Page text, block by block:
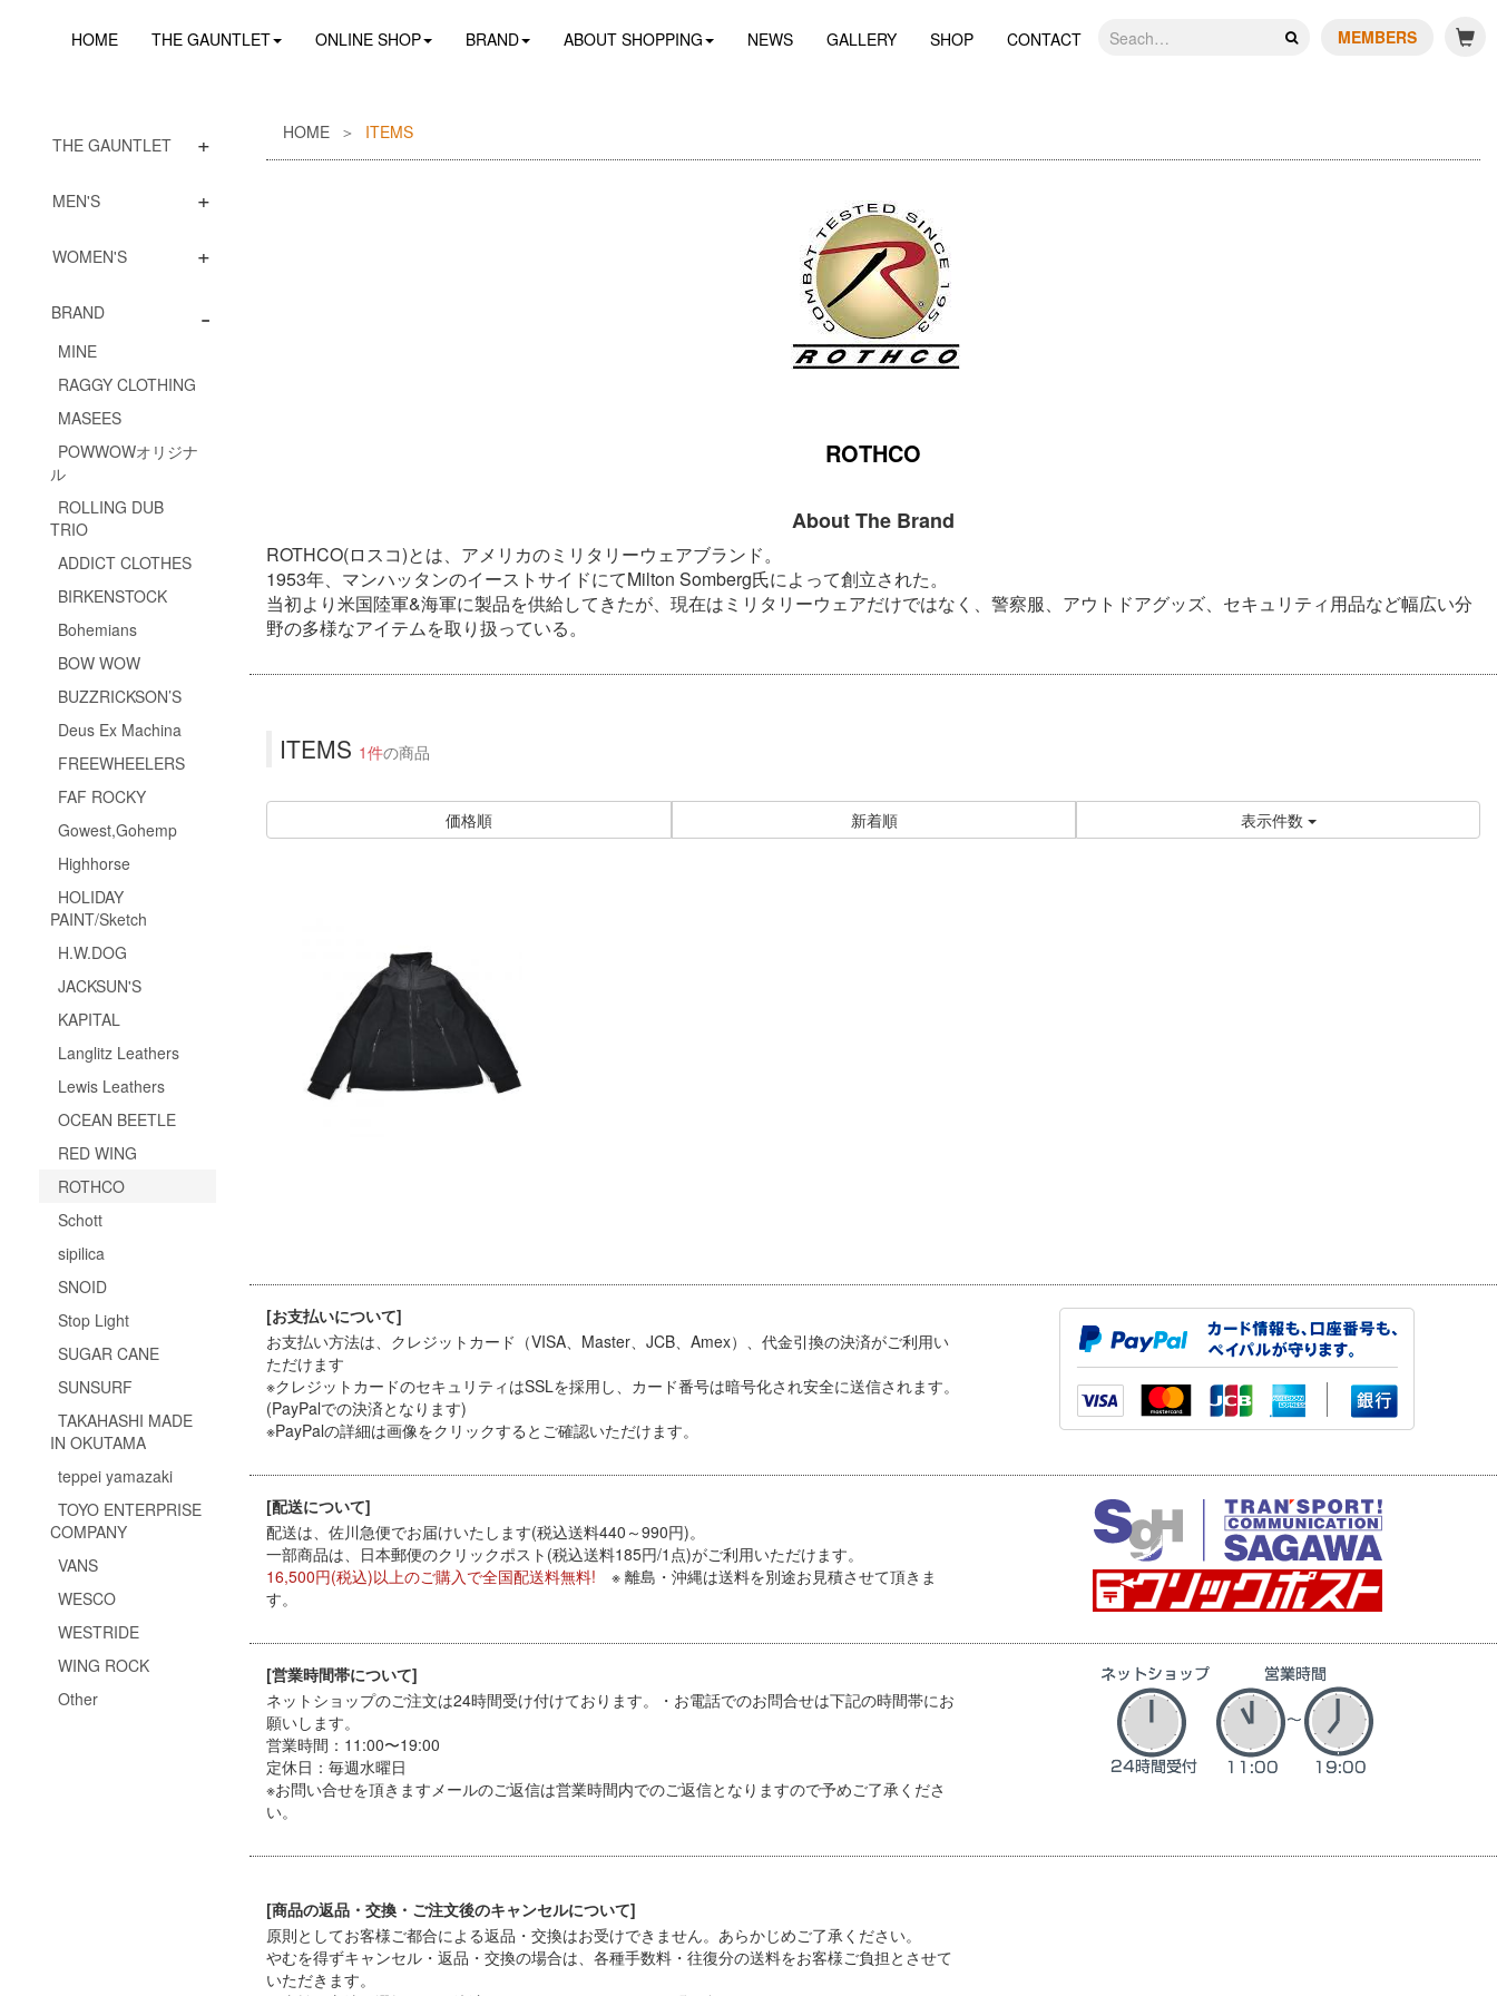
HOME THE GAUNTLET ONLINE SHOP BRAND ABOUT SHOPPING NEWS GALLERY SHOP CONTACT MEMBERS
HOME ITEMS
ROTHCO
About The Brand
ROTHCO(ロスコ)とは、アメリカのミリタリーウェアブランド。
1953年、マンハッタンのイーストサイドにてMilton Somberg氏によって創立された。
当初より米国陸軍&海軍に製品を供給してきたが、現在はミリタリーウェアだけではなく、警察服、アウトドアグッズ、セキュリティ用品など幅広い分
野の多様なアイテムを取り扱っている。
ITEMS 1件の商品
価格順 新着順 表示件数
[お支払いについて]
お支払い方法は、クレジットカード（VISA、Master、JCB、Amex）、代金引換の決済がご利用い
ただけます
※クレジットカードのセキュリティはSSLを採用し、カード番号は暗号化され安全に送信されます。
(PayPalでの決済となります)
※PayPalの詳細は画像をクリックするとご確認いただけます。
[配送について]
配送は、佐川急便でお届けいたします(税込送料440～990円)。
一部商品は、日本郵便のクリックポスト(税込送料185円/1点)がご利用いただけます。
16,500円(税込)以上のご購入で全国配送料無料! ※ 離島・沖縄は送料を別途お見積させて頂きま
す。
[営業時間帯について]
ネットショップのご注文は24時間受け付けております。・お電話でのお問合せは下記の時間帯にお
願いします。
営業時間：11:00〜19:00
定休日：毎週水曜日
※お問い合せを頂きますメールのご返信は営業時間内でのご返信となりますので予めご了承くださ
い。
[商品の返品・交換・ご注文後のキャンセルについて]
原則としてお客様ご都合による返品・交換はお受けできません。あらかじめご了承ください。
やむを得ずキャンセル・返品・交換の場合は、各種手数料・往復分の送料をお客様ご負担とさせて
いただきます。
THE GAUNTLET +
MEN'S +
WOMEN'S +
BRAND -
MINE
RAGGY CLOTHING
MASEES
POWWOWオリジナ
ル
ROLLING DUB
TRIO
ADDICT CLOTHES
BIRKENSTOCK
Bohemians
BOW WOW
BUZZRICKSON’S
Deus Ex Machina
FREEWHEELERS
FAF ROCKY
Gowest,Gohemp
Highhorse
HOLIDAY
PAINT/Sketch
H.W.DOG
JACKSUN'S
KAPITAL
Langlitz Leathers
Lewis Leathers
OCEAN BEETLE
RED WING
ROTHCO
Schott
sipilica
SNOID
Stop Light
SUGAR CANE
SUNSURF
TAKAHASHI MADE
IN OKUTAMA
teppei yamazaki
TOYO ENTERPRISE
COMPANY
VANS
WESCO
WESTRIDE
WING ROCK
Other